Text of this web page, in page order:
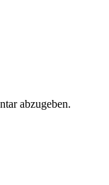
abzugeben.